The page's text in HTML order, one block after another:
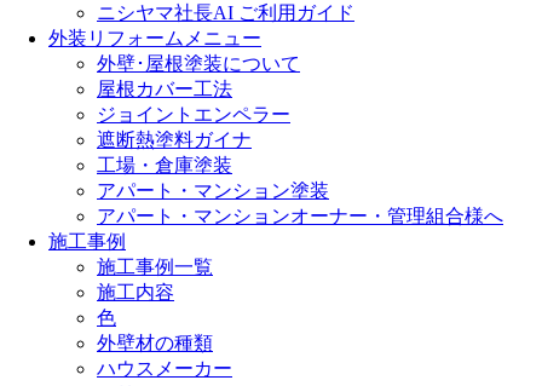
ニシヤマ社長AI ご利用ガイド
外装リフォームメニュー
外壁･屋根塗装について
屋根カバー工法
ジョイントエンペラー
遮断熱塗料ガイナ
工場・倉庫塗装
アパート・マンション塗装
アパート・マンションオーナー・管理組合様へ
施工事例
施工事例一覧
施工内容
色
外壁材の種類
ハウスメーカー